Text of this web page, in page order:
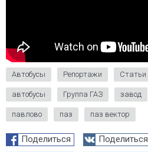
Автобусы Репортажи Статьи
автобусы Группа ГАЗ завод
павлово паз паз вектор
Поделиться Поделиться